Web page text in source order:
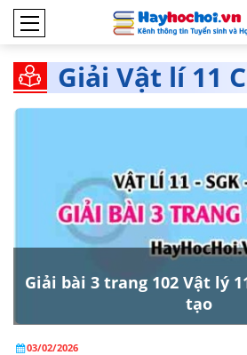
Giải Vật lí 11
Sáng tạo
Giải bài 3 trang 102 Vật lý
tạo
03/02/2026